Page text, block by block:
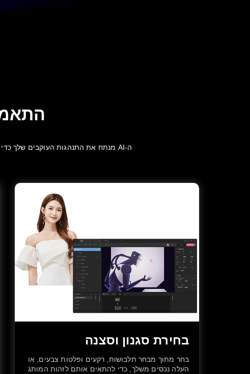
ה-AI מנתח את התנהגות העוקבים שלך כדי להמליץ על מיקום מוצרים ותזמון תוכן מיטביים. הגבר את המעורבות שלך באמצעות דיוק מבוסס נתונים.
בחירת סגנון וסצנה
בחר מתוך מבחר תלבושות, רקעים ופלטות צבעים, או
העלה נכסים משלך, כדי להתאים אותם לזהות המותג